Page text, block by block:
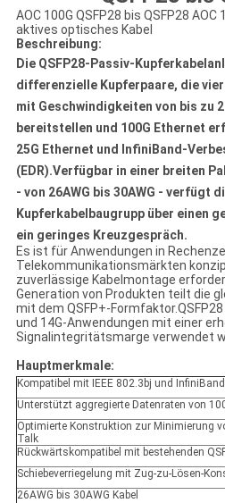
AOC 100G QSFP28 bis QSFP28
aktives optisches Kabel
Beschreibung:
Die QSFP28-Passiv-
differenzielle Kupferpaare, die
mit Geschwindigkeiten von bis zu
bereitstellen und 100G Ethernet
25G Ethernet und InfiniBand-
(EDR).Verfügbar in einer breiten
- von 26AWG bis 30AWG - verfügt
Kupferkabelbaugrupp über einen
ein geringes Kreuzgespräch.
Es ist für Anwendungen in
Telekommunikationsmärkten
zuverlässige Kabelmontage
Generation von Produkten teilt die
mit dem QSFP+-
und 14G-Anwendungen mit einer
Signalintegritätsmarge verwendet
Hauptmerkmale:
Kompatibel mit IEEE 802.3bj und InfiniBand
Unterstützt aggregierte Datenraten von
Optimierte Konstruktion zur Minimierung
Talk
Rückwärtskompatibel mit bestehenden
Schiebeverriegelung mit Zug-zu-Lösen-
26AWG bis 30AWG Kabel